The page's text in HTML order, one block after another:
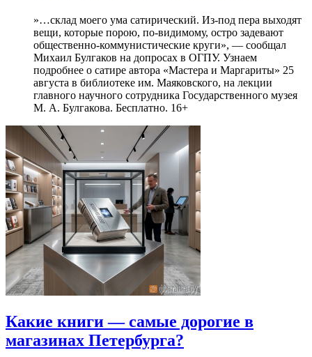
»…склад моего ума сатирический. Из-под пера выходят
вещи, которые порою, по-видимому, остро задевают
общественно-коммунистические круги», — сообщал
Михаил Булгаков на допросах в ОГПУ. Узнаем
подробнее о сатире автора «Мастера и Маргариты» 25
августа в библиотеке им. Маяковского, на лекции
главного научного сотрудника Государственного музея
М. А. Булгакова. Бесплатно. 16+
Какие книги — самые дорогие в
магазинах Петербурга?